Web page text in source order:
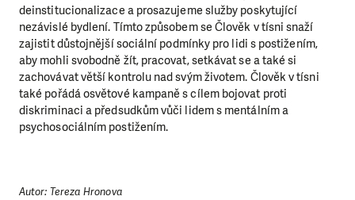
deinstitucionalizace a prosazujeme služby poskytující
nezávislé bydlení. Tímto způsobem se Člověk v tísni snaží
zajistit důstojnější sociální podmínky pro lidi s postižením,
aby mohli svobodně žít, pracovat, setkávat se a také si
zachovávat větší kontrolu nad svým životem. Člověk v tísni
také pořádá osvětové kampaně s cílem bojovat proti
diskriminaci a předsudkům vůči lidem s mentálním a
psychosociálním postižením.
Autor: Tereza Hronova